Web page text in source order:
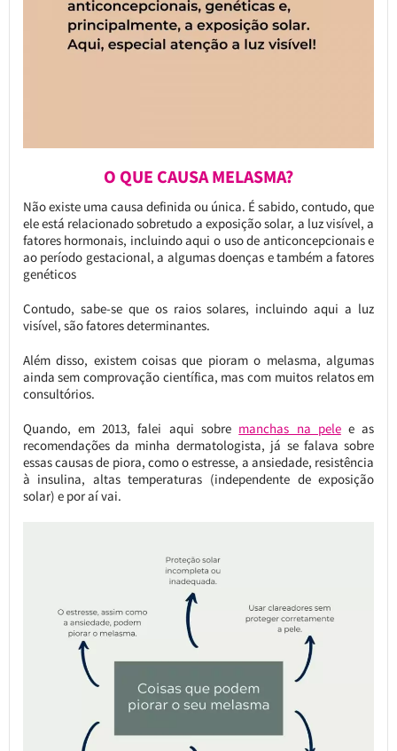
O QUE CAUSA MELASMA?
Não existe uma causa definida ou única. É sabido, contudo, que
ele está relacionado sobretudo a exposição solar, a luz visível, a
fatores hormonais, incluindo aqui o uso de anticoncepcionais e
ao período gestacional, a algumas doenças e também a fatores
genéticos
Contudo, sabe-se que os raios solares, incluindo aqui a luz
visível, são fatores determinantes.
Além disso, existem coisas que pioram o melasma, algumas
ainda sem comprovação científica, mas com muitos relatos em
consultórios.
Quando, em 2013, falei aqui sobre manchas na pelee as
recomendações da minha dermatologista, já se falava sobre
essas causas de piora, como o estresse, a ansiedade, resistência
à insulina, altas temperaturas (independente de exposição
solar) e por aí vai.